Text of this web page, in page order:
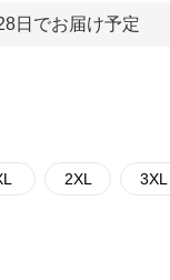
日でお届け予定
2XL 3XL